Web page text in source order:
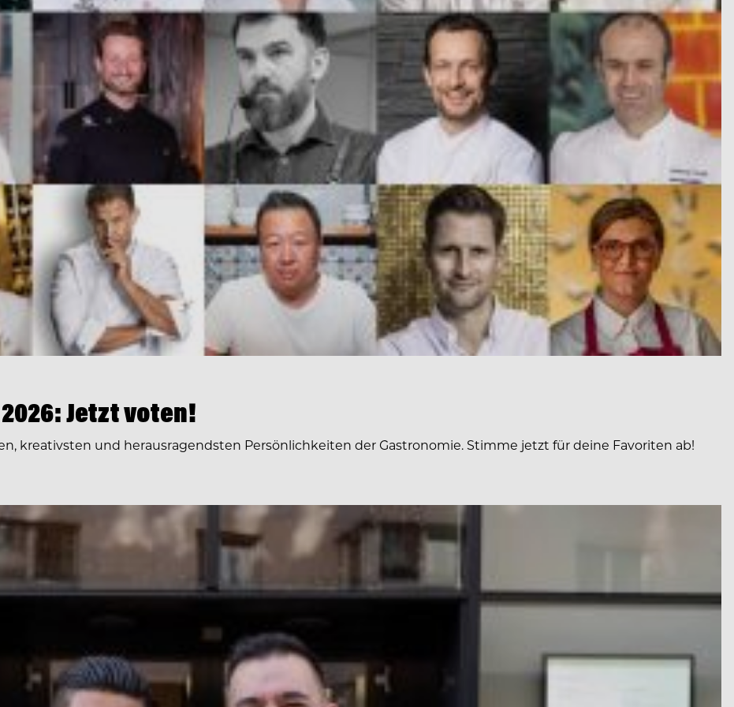
Jetzt voten!
kreativsten und herausragendsten Persönlichkeiten der Gastronomie. Stimme jetzt für deine Favoriten ab!